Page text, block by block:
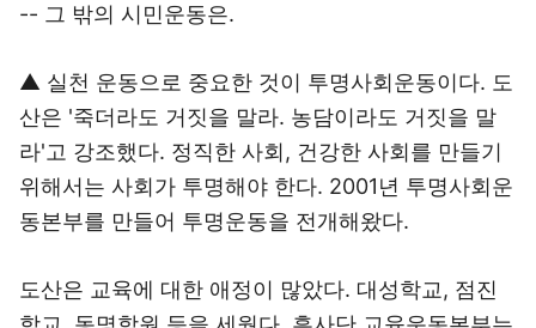
-- 그 밖의 시민운동은.
▲ 실천 운동으로 중요한 것이 투명사회운동이다. 도
산은 '죽더라도 거짓을 말라. 농담이라도 거짓을 말
라'고 강조했다. 정직한 사회, 건강한 사회를 만들기
위해서는 사회가 투명해야 한다. 2001년 투명사회운
동본부를 만들어 투명운동을 전개해왔다.
도산은 교육에 대한 애정이 많았다. 대성학교, 점진